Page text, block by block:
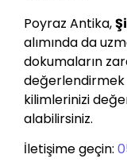
Poyraz Antika,
alımında da
dokumaların
değerlendirmek
kilimlerinizi
alabilirsiniz.
İletişime geçin: